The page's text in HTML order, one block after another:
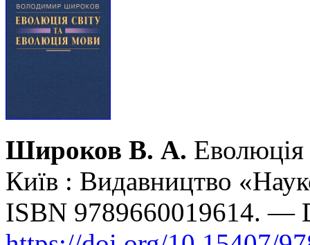
Широков В. А.
Київ : Видавництво
ISBN 9789660019614. —